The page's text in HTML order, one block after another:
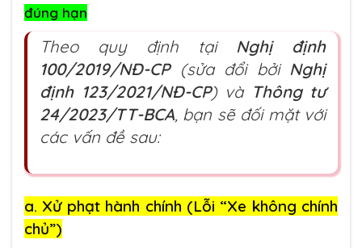
đúng hạn
Theo quy định tại Nghị định
100/2019/NĐ-CP(sửa đổi bởi Nghị
định 123/2021/NĐ-CP) và Thông tư
24/2023/TT-BCA, bạn sẽ đối mặt với
các vấn đề sau:
a. Xử phạt hành chính (Lỗi “Xe không chính
chủ”)